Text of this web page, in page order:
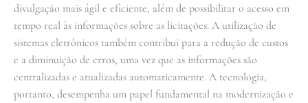
divulgação mais ágil e eficiente, além de possibilitar o acesso em
tempo real às informações sobre as licitações. A utilização de
sistemas eletrônicos também contribui para a redução de custos
e a diminuição de erros, uma vez que as informações são
centralizadas e atualizadas automaticamente. A tecnologia,
portanto, desempenha um papel fundamental na modernização e